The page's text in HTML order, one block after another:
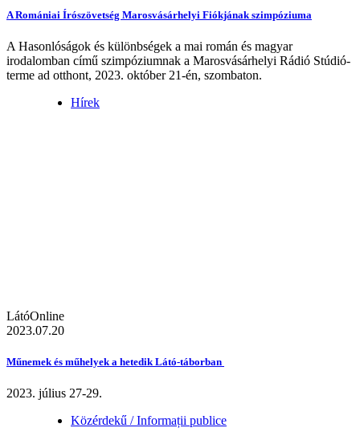
A Romániai Írószövetség Marosvásárhelyi Fiókjának szimpóziuma
A Hasonlóságok és különbségek a mai román és magyar
irodalomban című szimpóziumnak a Marosvásárhelyi Rádió Stúdió-
terme ad otthont, 2023. október 21-én, szombaton.
Hírek
LátóOnline
2023.07.20
Műnemek és műhelyek a hetedik Látó-táborban
2023. július 27-29.
Közérdekű / Informații publice